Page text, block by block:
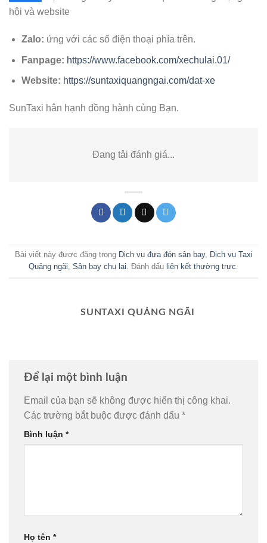
hội và website
Zalo: ứng với các số điện thoại phía trên.
Fanpage: https://www.facebook.com/xechulai.01/
Website: https://suntaxiquangngai.com/dat-xe
SunTaxi hân hạnh đồng hành cùng Bạn.
Đang tải đánh giá...
Bài viết này được đăng trong Dịch vụ đưa đón sân bay, Dịch vụ Taxi
Quảng ngãi, Sân bay chu lai. Đánh dấu liên kết thường trực.
SUNTAXI QUẢNG NGÃI
Để lại một bình luận
Email của bạn sẽ không được hiển thị công khai.
Các trường bắt buộc được đánh dấu *
Bình luận *
Họ tên *